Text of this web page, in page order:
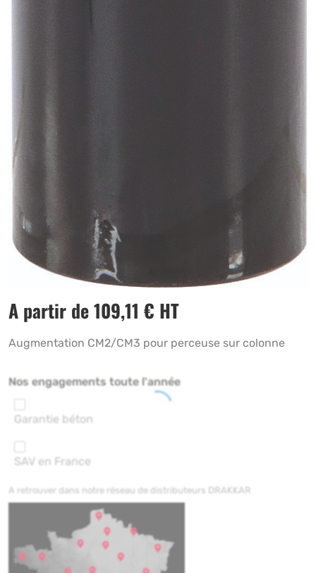
A partir de109,11 € HT
Augmentation CM2/CM3 pour perceuse sur colonne
Nos engagements toute l'année
Garantie béton
SAV en France
A retrouver dans notre réseau de distributeurs DRAKKAR